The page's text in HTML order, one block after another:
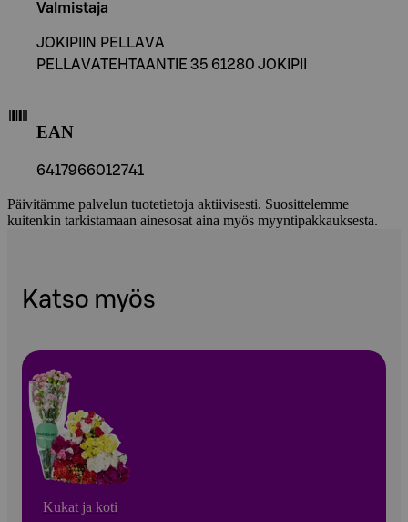
Valmistaja
JOKIPIIN PELLAVA
PELLAVATEHTAANTIE 35 61280 JOKIPII
EAN
6417966012741
Päivitämme palvelun tuotetietoja aktiivisesti. Suosittelemme
kuitenkin tarkistamaan ainesosat aina myös myyntipakkauksesta.
Katso myös
Kukat ja koti